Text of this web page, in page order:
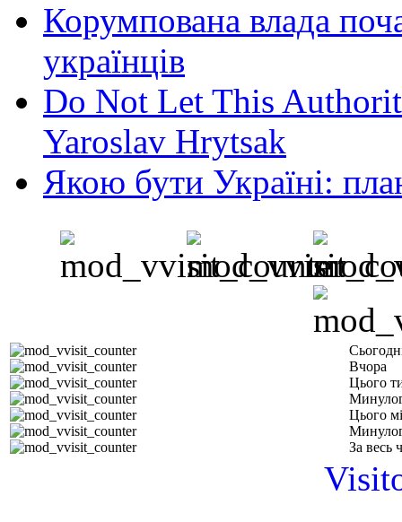
Корумпована влада
українців
Do Not Let This
Yaroslav Hrytsak
Якою бути Україні:
Вчора
Цього
Цього
За весь